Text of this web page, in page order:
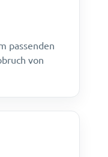
passenden
von